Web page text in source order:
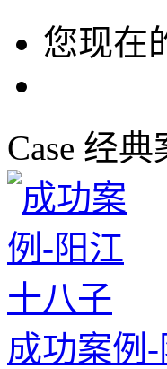
您现在
Case 经典
成功案例